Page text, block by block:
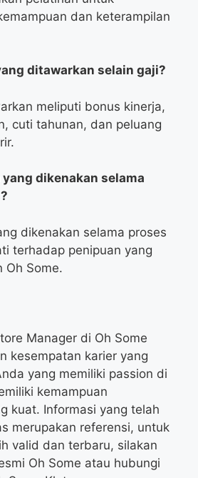
dan keterampilan
ditawarkan selain gaji?
meliputi bonus kinerja,
cuti tahunan, dan peluang
dikenakan selama
dikenakan selama proses
terhadap penipuan yang
Oh Some.
Manager di Oh Some
kesempatan karier yang
yang memiliki passion di
kemampuan
kuat. Informasi yang telah
merupakan referensi, untuk
valid dan terbaru, silakan
Oh Some atau hubungi